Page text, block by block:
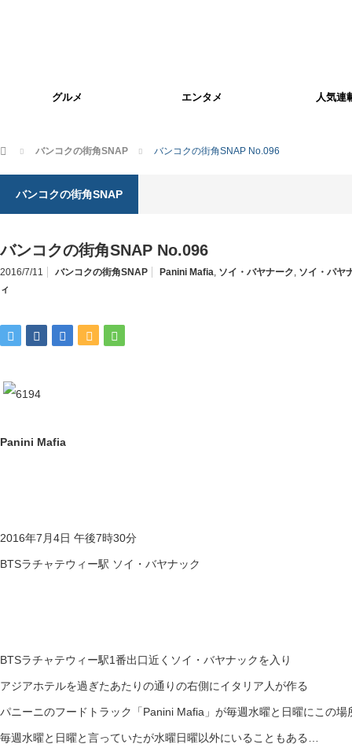
グルメ エンタメ 人気連
ホーム バンコクの街角SNAP バンコクの街角SNAP No.096
バンコクの街角SNAP
バンコクの街角SNAP No.096
2016/7/11 バンコクの街角SNAP Panini Mafia, ソイ・バヤナーク, ソイ・パヤ
ィ
Panini Mafia
2016年7月4日 午後7時30分
BTSラチャテウィー駅 ソイ・バヤナック
BTSラチャテウィー駅1番出口近くソイ・バヤナックを入り
アジアホテルを過ぎたあたりの通りの右側にイタリア人が作る
パニーニのフードトラック「Panini Mafia」が毎週水曜と日曜にこの場
毎週水曜と日曜と言っていたが水曜日曜以外にいることもある…